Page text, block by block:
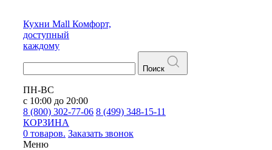
Кухни Mall Комфорт,
доступный
каждому
Поиск
ПН-ВС
с 10:00 до 20:00
8 (800) 302-77-06 8 (499) 348-15-11
КОРЗИНА
0 товаров. Заказать звонок
Меню